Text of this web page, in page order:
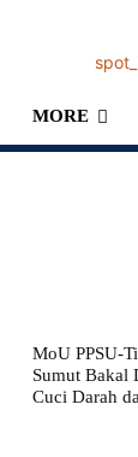
MORE
MoU PPSU-
Sumut Bakal
Cuci Darah